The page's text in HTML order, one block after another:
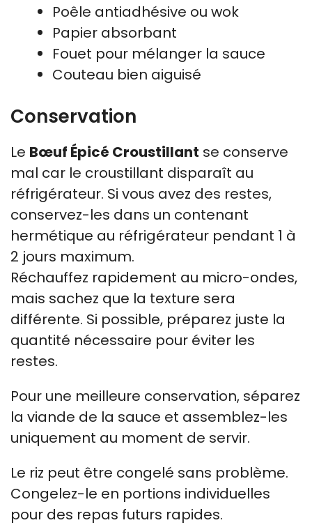
Poêle antiadhésive ou wok
Papier absorbant
Fouet pour mélanger la sauce
Couteau bien aiguisé
Conservation
Le Bœuf Épicé Croustillant se conserve
mal car le croustillant disparaît au
réfrigérateur. Si vous avez des restes,
conservez-les dans un contenant
hermétique au réfrigérateur pendant 1 à
2 jours maximum.
Réchauffez rapidement au micro-ondes,
mais sachez que la texture sera
différente. Si possible, préparez juste la
quantité nécessaire pour éviter les
restes.
Pour une meilleure conservation, séparez
la viande de la sauce et assemblez-les
uniquement au moment de servir.
Le riz peut être congelé sans problème.
Congelez-le en portions individuelles
pour des repas futurs rapides.